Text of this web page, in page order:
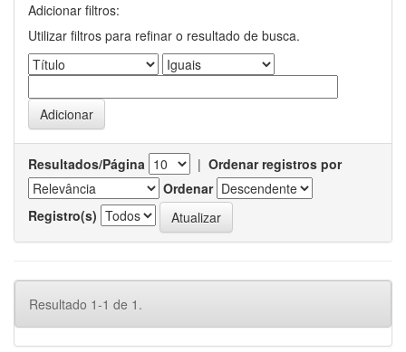
Adicionar filtros:
Utilizar filtros para refinar o resultado de busca.
Resultados/Página | Ordenar registros por
Ordenar
Registro(s)
Resultado 1-1 de 1.